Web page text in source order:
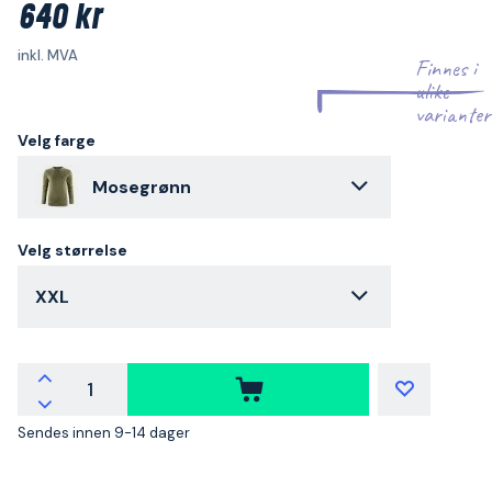
640 kr
inkl. MVA
Finnes i
ulike
varianter
Velg farge
Mosegrønn
Velg størrelse
XXL
Sendes innen 9-14 dager